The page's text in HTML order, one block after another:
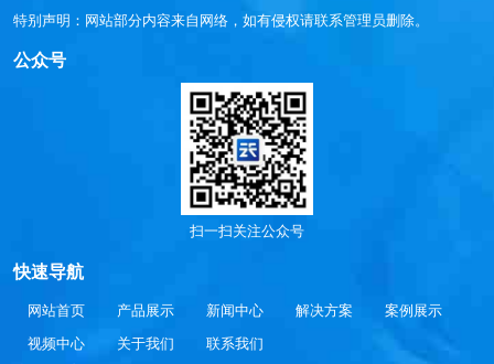
特别声明：网站部分内容来自网络，如有侵权请联系管理员删除。
公众号
扫一扫关注公众号
快速导航
网站首页 产品展示 新闻中心 解决方案
案例展示
视频中心
关于我们 联系我们